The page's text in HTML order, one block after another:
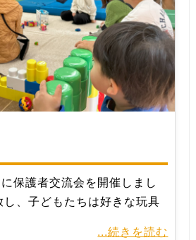
保護者交流会を開催しまし
、子どもたちは好きな玩具
...続きを読む